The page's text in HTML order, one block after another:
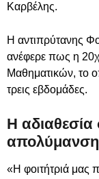
Καρβέλης.
Η αντιπρύτανης
ανέφερε πως η
Μαθηματικών, το
τρεις εβδομάδες.
Η αδιαθεσία
απολύμανση
«Η φοιτήτριά μας